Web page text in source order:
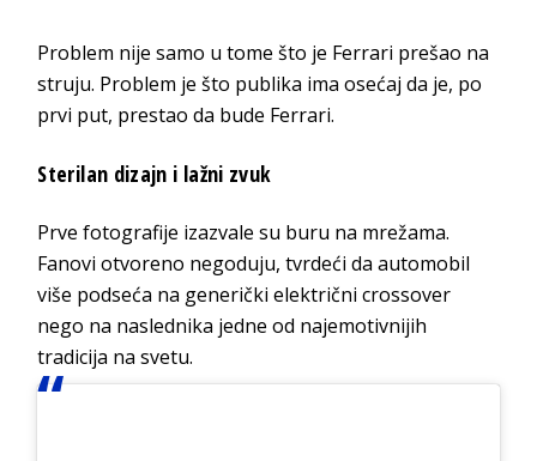
Problem nije samo u tome što je Ferrari prešao na
struju. Problem je što publika ima osećaj da je, po
prvi put, prestao da bude Ferrari.
Sterilan dizajn i lažni zvuk
Prve fotografije izazvale su buru na mrežama.
Fanovi otvoreno negoduju, tvrdeći da automobil
više podseća na generički električni crossover
nego na naslednika jedne od najemotivnijih
tradicija na svetu.